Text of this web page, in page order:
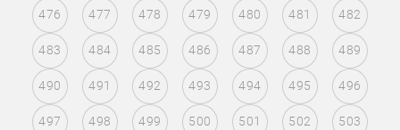
476 477 478 479 480 481 482
483 484 485 486 487 488 489
490 491 492 493 494 495 496
497 498 499 500 501 502 503